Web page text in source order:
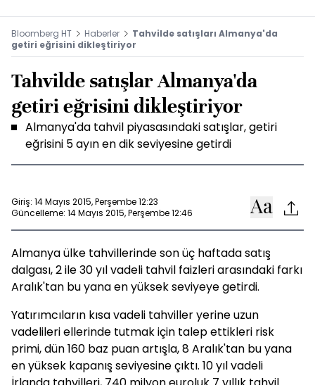
Bloomberg HT Haberler
Tahvilde satışları Almanya'da
getiri eğrisini dikleştiriyor
Tahvilde satışlar Almanya'da
getiri eğrisini dikleştiriyor
Almanya'da tahvil piyasasındaki satışlar, getiri
eğrisini 5 ayın en dik seviyesine getirdi
Giriş: 14 Mayıs 2015, Perşembe 12:23
Güncelleme: 14 Mayıs 2015, Perşembe 12:46
Almanya ülke tahvillerinde son üç haftada satış
dalgası, 2 ile 30 yıl vadeli tahvil faizleri arasındaki farkı
Aralık'tan bu yana en yüksek seviyeye getirdi.
Yatırımcıların kısa vadeli tahviller yerine uzun
vadelileri ellerinde tutmak için talep ettikleri risk
primi, dün 160 baz puan artışla, 8 Aralık'tan bu yana
en yüksek kapanış seviyesine çıktı. 10 yıl vadeli